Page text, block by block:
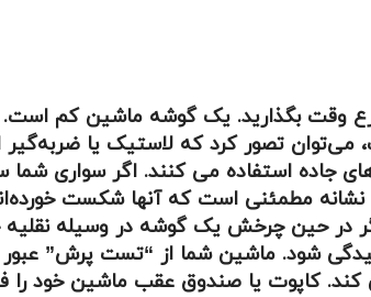
اسرع وقت بگذارید. یک گوشه ماشین کم
تصور کرد که لاستیک یا ضربه‌گیر
جاده استفاده می کنند. اگر سواری
نشانه مطمئنی است که آنها شکست
حین چرخش یک گوشه در وسیله نقلیه
رسیدگی شود. ماشین شما از “تست پرش”
کاپوت یا صندوق عقب ماشین خود را